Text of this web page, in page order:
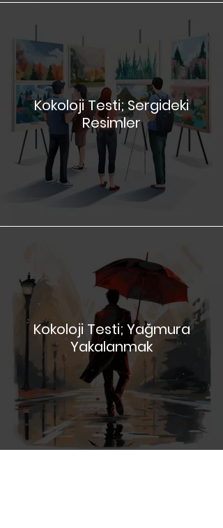
Kokoloji Testi; Sergideki
Resimler
Kokoloji Testi; Yağmura
Yakalanmak